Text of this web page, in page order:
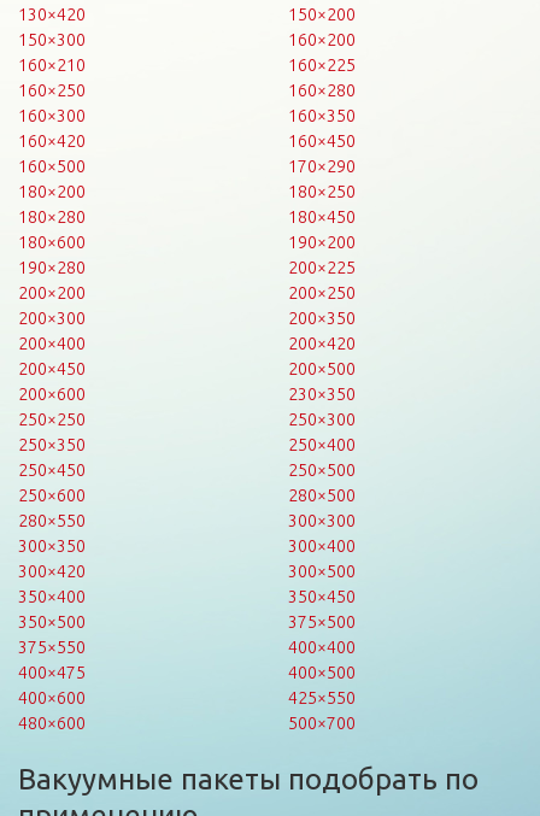
130×420
150×200
150×300
160×200
160×210
160×225
160×250
160×280
160×300
160×350
160×420
160×450
160×500
170×290
180×200
180×250
180×280
180×450
180×600
190×200
190×280
200×225
200×200
200×250
200×300
200×350
200×400
200×420
200×450
200×500
200×600
230×350
250×250
250×300
250×350
250×400
250×450
250×500
250×600
280×500
280×550
300×300
300×350
300×400
300×420
300×500
350×400
350×450
350×500
375×500
375×550
400×400
400×475
400×500
400×600
425×550
480×600
500×700
Вакуумные пакеты подобрать по